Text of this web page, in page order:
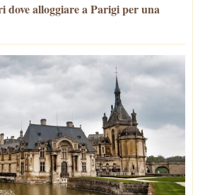
alloggiare a Parigi per una